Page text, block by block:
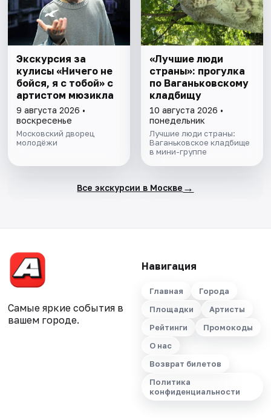
Экскурсия за
кулисы «Ничего не
бойся, я с тобой» с
артистом мюзикла
9 августа 2026 •
воскресенье
Московский дворец
молодёжи
«Лучшие люди
страны»: прогулка
по Ваганьковскому
кладбищу
10 августа 2026 •
понедельник
Лучшие люди страны:
Ваганьковское кладбище
в мини-группе
Все экскурсии в Москве →
Самые яркие события в
вашем городе.
Навигация
Главная
Города
Площадки
Артисты
Рейтинги
Промокоды
О нас
Возврат билетов
Политика
конфиденциальности